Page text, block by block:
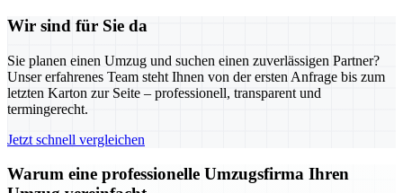
Wir sind für Sie da
Sie planen einen Umzug und suchen einen zuverlässigen Partner?
Unser erfahrenes Team steht Ihnen von der ersten Anfrage bis zum
letzten Karton zur Seite – professionell, transparent und
termingerecht.
Jetzt schnell vergleichen
Warum eine professionelle Umzugsfirma Ihren